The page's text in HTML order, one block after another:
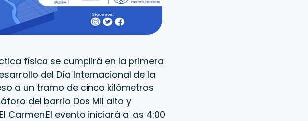
física se cumplirá en la primera
del Día Internacional de la
a un tramo de cinco kilómetros
del barrio Dos Mil alto y
Carmen.El evento iniciará a las 4:00